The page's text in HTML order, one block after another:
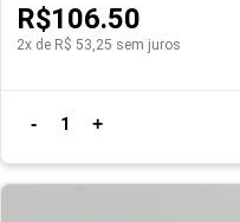
R$106.50
2x de R$ 53,25 sem juros
- 1 +